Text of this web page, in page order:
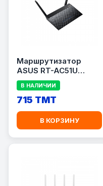
Маршрутизатор
ASUS RT-AC51U
AC750, 2.4/5 ГГц,
1×WAN
В НАЛИЧИИ
715 TMT
В КОРЗИНУ